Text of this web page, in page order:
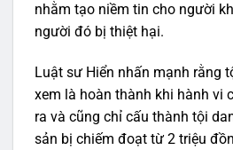
nhằm tạo niềm tin cho người
người đó bị thiệt hại.
Luật sư Hiển nhấn mạnh rằng
xem là hoàn thành khi hành vi
ra và cũng chỉ cấu thành tội
sản bị chiếm đoạt từ 2 triệu